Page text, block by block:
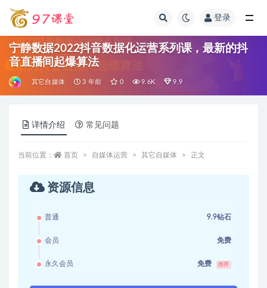
登录
宁静数据2022抖音数据化运营系列课，最新的抖
音直播间起爆算法
其它自媒体 3 年前 0 9.6K 9.9
详情介绍 常见问题
当前位置： 首页 自媒体运营 其它自媒体 正文
资源信息
普通 9.9钻石
会员 免费
永久会员 免费 推荐